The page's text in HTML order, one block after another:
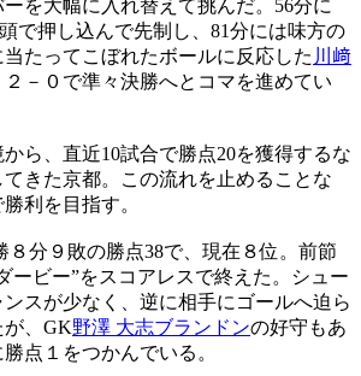
を大幅に入れ替えて挑んだ。56分に
で押し込んで先制し、81分には味方の
たってこぼれたボールに反応した 川﨑
－０で準々決勝へとコマを進めてい
ら、直近10試合で勝点20を獲得するな
きた京都。この流れを止めることな
利を目指す。
８分９敗の勝点38で、現在８位。前節
ービー”をスコアレスで終えた。シュー
ンスが少なく、逆に相手にゴールへ迫ら
が、GK野澤 大志ブランドンの好守もあ
点１をつかんでいる。